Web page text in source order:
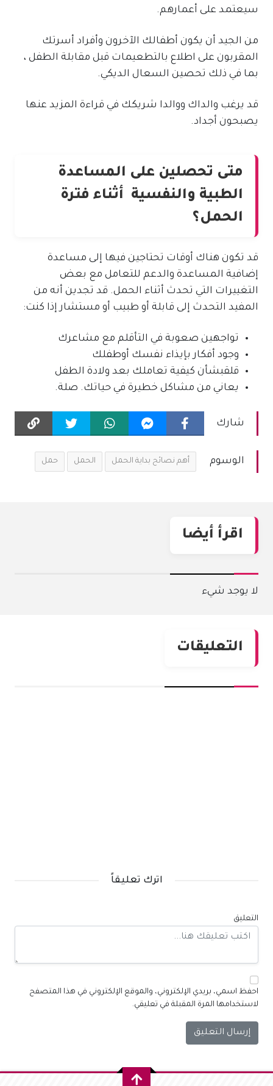
سيعتمد على أعمارهم.
من الجيد أن يكون أطفالك الآخرون وأفراد أسرتك
المقربون على اطلاع بالتطعيمات قبل مقابلة الطفل ،
بما في ذلك تحصين السعال الديكي.
قد يرغب والداك ووالدا شريكك في قراءة المزيد عنها
يصبحون أجداد.
متى تحصلين على المساعدة
الطبية والنفسية أثناء فترة
الحمل؟
قد تكون هناك أوقات تحتاجين فيها إلى مساعدة
إضافية المساعدة والدعم للتعامل مع بعض
التغييرات التي تحدث أثناء الحمل. قد تجدين أنه من
المفيد التحدث إلى قابلة أو طبيب أو مستشار إذا كنت:
تواجهين صعوبة في التأقلم مع مشاعرك
وجود أفكار بإيذاء نفسك أوطفلك
قلقبشأن كيفية تعاملك بعد ولادة الطفل
يعاني من مشاكل خطيرة في حياتك. صلة.
شارك
الوسوم أهم نصائح بداية الحمل الحمل حمل
اقرأ أيضا
لا يوجد شيء
التعليقات
اترك تعليقاً
التعليق
احفظ اسمي، بريدي الإلكتروني، والموقع الإلكتروني في هذا المتصفح
لاستخدامها المرة المقبلة في تعليقي.